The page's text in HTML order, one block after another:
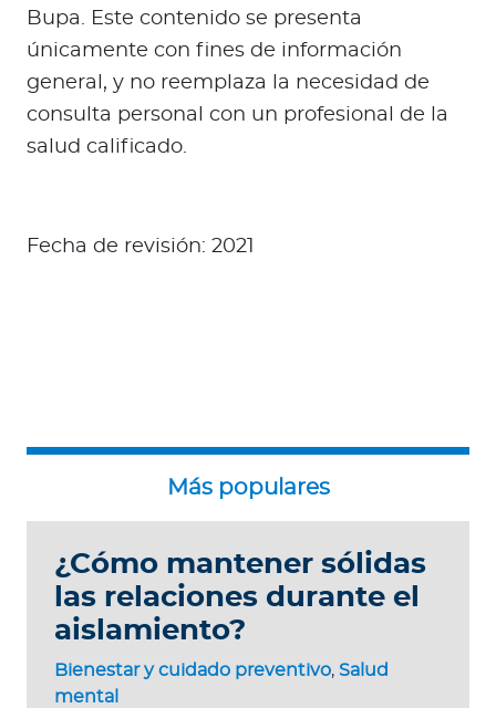
Bupa. Este contenido se presenta
únicamente con fines de información
general, y no reemplaza la necesidad de
consulta personal con un profesional de la
salud calificado.
Fecha de revisión: 2021
Bienestar y cuidado preventivo, Salud
mental
¿Cómo mantener sólidas
las relaciones durante el
aislamiento?